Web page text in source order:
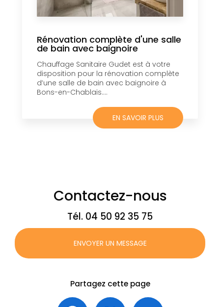
Rénovation complète d'une salle
de bain avec baignoire
Chauffage Sanitaire Gudet est à votre
disposition pour la rénovation complète
d’une salle de bain avec baignoire à
Bons-en-Chablais....
EN SAVOIR PLUS
Contactez-nous
Tél. 04 50 92 35 75
ENVOYER UN MESSAGE
Partagez cette page
Facebook